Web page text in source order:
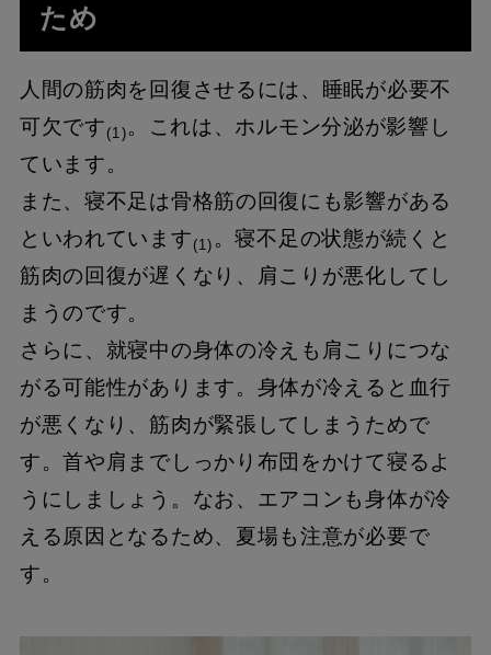
ため
人間の筋肉を回復させるには、睡眠が必要不
可欠です (1) 。これは、ホルモン分泌が影響し
ています。
また、寝不足は骨格筋の回復にも影響がある
といわれています (1) 。寝不足の状態が続くと
筋肉の回復が遅くなり、肩こりが悪化してし
まうのです。
さらに、就寝中の身体の冷えも肩こりにつな
がる可能性があります。身体が冷えると血行
が悪くなり、筋肉が緊張してしまうためで
す。首や肩までしっかり布団をかけて寝るよ
うにしましょう。なお、エアコンも身体が冷
える原因となるため、夏場も注意が必要で
す。